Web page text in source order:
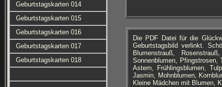
Geburtstagskarten 014
Geburtstagskarten 015
Geburtstagskarten 016
Geburtstagskarten 017
Geburtstagskarten 018
Die PDF Datei für die
Geburtstagsbild verlinkt.
Blumenstrauß,
Sonnenblumen, Pfingstrosen,
Astern, Frühlingsblumen,
Jasmin, Mohnblumen,
Kleine Mädchen mit Blumen,